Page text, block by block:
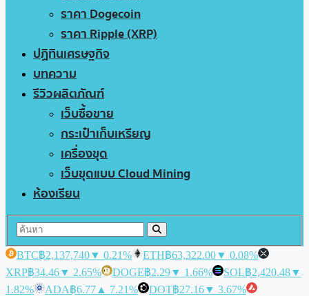
ราคา Dogecoin
ราคา Ripple (XRP)
ปฏิทินเศรษฐกิจ
บทความ
รีวิวผลิตภัณฑ์
เว็บซื้อขาย
กระเป๋าเก็บเหรียญ
เครื่องขุด
เว็บขุดแบบ Cloud Mining
ห้องเรียน
BTC฿2,137,740▼ 0.21% ETH฿63,322.00▼ 0.08%
XRP฿34.46▼ 2.65% DOGE฿2.29▼ 1.66% SOL฿2,420.48▼
1.82%
ADA฿6.77 ▲ 7.21% DOT฿27.16▼ 3.67%